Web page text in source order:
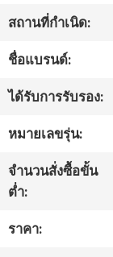
เกี่ยว
กับ
เรา
โรงงาน
สถานที่กำเนิด:
ชื่อแบรนด์:
ได้รับการรับรอง:
หมายเลขรุ่น:
จำนวนสั่งซื้อขั้น
ต่ำ:
ราคา: